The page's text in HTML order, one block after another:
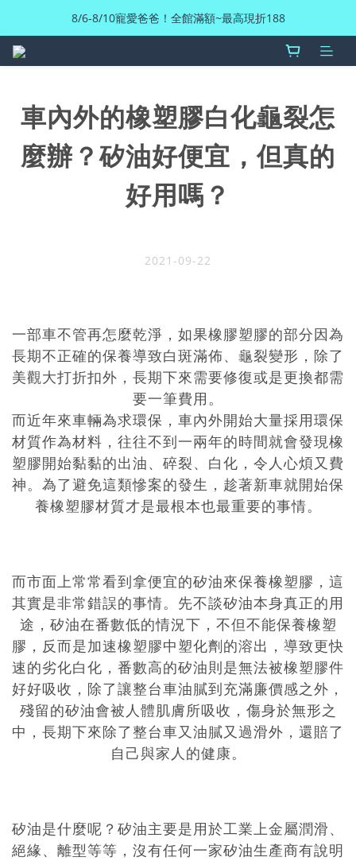
8/6-8/10寵愛爸爸！全館滿額~最高現折188
車內外的橡塑膠白化龜裂怎
麼辦？矽油好便宜，但真的
好用嗎？
2021-09-22
一部車不管再怎麼乾淨，如果橡膠塑膠的部分因為
長期不正確的保養導致白斑滿佈、龜裂變形，除了
美觀大打折扣外，長期下來需要修復或是更換都需
要一筆費用。
而近年來車輛為求環保，車內外開始大量採用環保
材質作為材料，往往不到一兩年的時間就會發現橡
塑膠開始黏黏的出油、碎裂、白化，令人心煩又費
神。為了避免這類慘案的發生，趁著新車就開始保
養橡塑膠材質才是最根本也最重要的事情。
而市面上常常看到拿便宜的矽油來保養橡塑膠，這
其實是非常錯誤的事情。先不談矽油本身真正的用
途，矽油在番數低的情況下，不但不能保養橡塑
膠，反而是加速橡塑膠中塑化劑的溶出，導致更快
速的劣化白化，番數高的矽油則是無法被橡塑膠件
好好吸收，除了讓整台車油膩到充滿廉價感之外，
殘留的矽油會被人體肌膚所吸收，傷身於無形之
中，長期下來除了整台車又油膩又過滑外，還賠了
自己與家人的健康。
矽油是什麼呢？矽油主要是用於工業上金屬潤滑、
絕緣、離型等等，沒有任何一家矽油生產商有說明